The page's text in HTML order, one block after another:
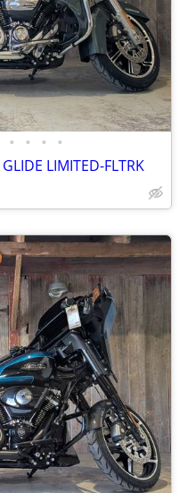
• • • •
LIMITED-FLTRK